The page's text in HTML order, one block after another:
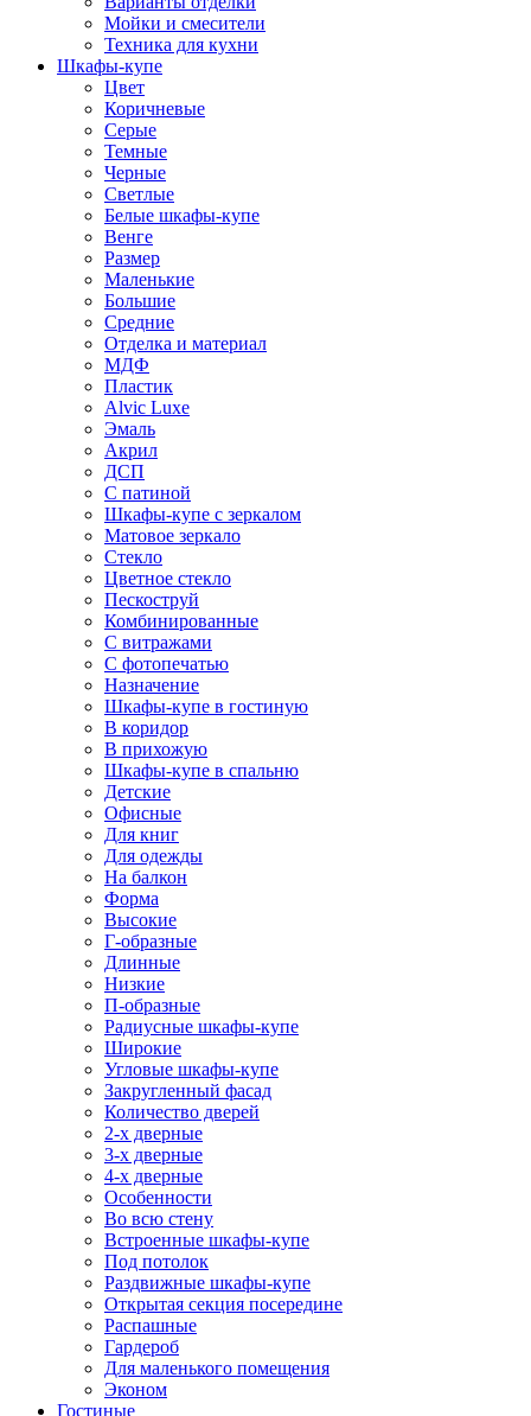
Мойки и смесители
Техника для кухни
Шкафы-купе
Цвет
Коричневые
Серые
Темные
Черные
Светлые
Белые шкафы-купе
Венге
Размер
Маленькие
Большие
Средние
Отделка и материал
МДФ
Пластик
Alvic Luxe
Эмаль
Акрил
ДСП
С патиной
Шкафы-купе с зеркалом
Матовое зеркало
Стекло
Цветное стекло
Пескоструй
Комбинированные
С витражами
С фотопечатью
Назначение
Шкафы-купе в гостиную
В коридор
В прихожую
Шкафы-купе в спальню
Детские
Офисные
Для книг
Для одежды
На балкон
Форма
Высокие
Г-образные
Длинные
Низкие
П-образные
Радиусные шкафы-купе
Широкие
Угловые шкафы-купе
Закругленный фасад
Количество дверей
2-х дверные
3-х дверные
4-х дверные
Особенности
Во всю стену
Встроенные шкафы-купе
Под потолок
Раздвижные шкафы-купе
Открытая секция посередине
Распашные
Гардероб
Для маленького помещения
Эконом
Гостиные